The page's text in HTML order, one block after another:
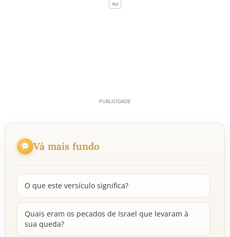
Vá mais fundo
O que este versículo significa?
Quais eram os pecados de Israel que levaram à
sua queda?